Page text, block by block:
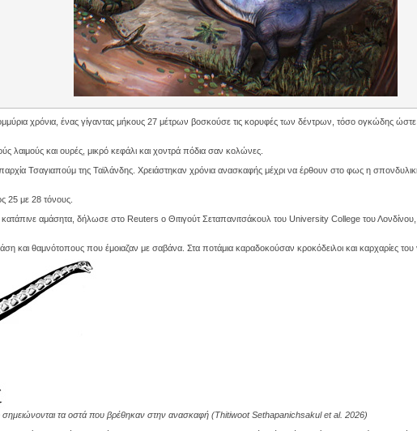
χρόνια, ένας γίγαντας μήκους 27 μέτρων βοσκούσε τις κορυφές των δέντρων, τόσο ογκώδης
λαιμούς και ουρές, μικρό κεφάλι και χοντρά πόδια σαν κολώνες.
Τσαγιαπούμ της Ταϊλάνδης. Χρειάστηκαν χρόνια ανασκαφής μέχρι να έρθουν στο φως η
25 με 28 τόνους.
αμάσητα, δήλωσε στο Reuters ο Θιτιγούτ Σεταπανιτσάκουλ του University College του
και θαμνότοπους που έμοιαζαν με σαβάνα. Στα ποτάμια καραδοκούσαν κροκόδειλοι και καρχαρίες
τα οστά που βρέθηκαν στην ανασκαφή (Thitiwoot Sethapanichsakul et al. 2026)